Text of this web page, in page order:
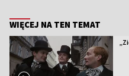
WIĘCEJ NA TEN TEMAT